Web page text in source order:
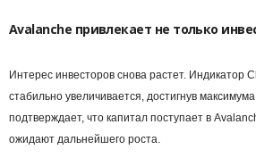
Avalanche привлекает не только
Интерес инвесторов снова растет. Индикатор
стабильно увеличивается, достигнув
подтверждает, что капитал поступает в
ожидают дальнейшего роста.